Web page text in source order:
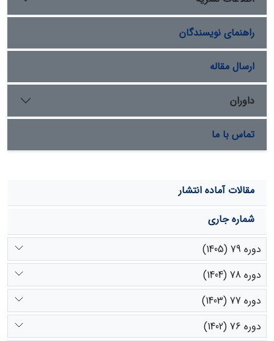
ضریب تبیین به‌ترتیب برابر 051/0 و 9623/0 بود. نقشه
پهنه‌بندی تهیه شده با این ساختار دارای دقت 307/92 درصد
بود. نتایج دیگر پژوهش نشان داد که از کل مساحت منطقه
مورد مطالعه، 14/35، 73/26، 59/14، 88/9 و 63/13 درصد،
به‌ترتیب در طبقه پایدار، کم خطر، خطر متوسط، خطر زیاد و
خطر خیلی زیاد قرار گرفته است
راهنمای نویسندگان
ارسال مقاله
داوران
تماس با ما
مقالات آماده انتشار
شماره جاری
دوره 79 (1405)
دوره 78 (1404)
دوره 77 (1403)
دوره 76 (1402)